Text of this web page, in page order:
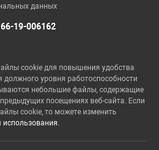
данных
19-006162
cookie для повышения удобства
должного уровня работоспособности
небольшие файлы, содержащие
посещениях веб-сайта. Если
cookie, то можете изменить
использования.